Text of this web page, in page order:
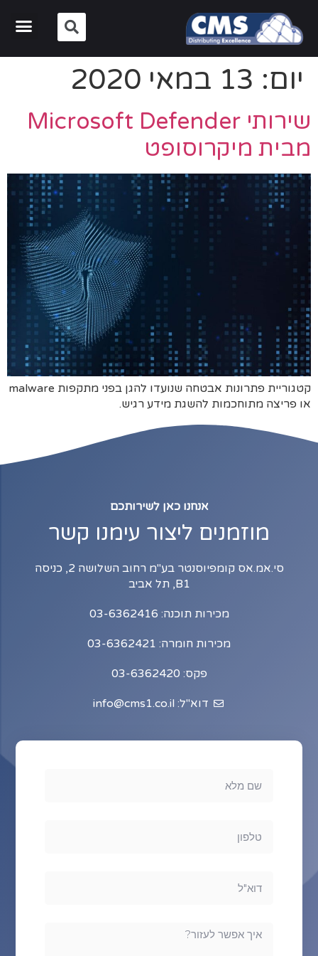
יום: 13 במאי 2020
שירותי Microsoft Defender
מבית מיקרוסופט
קטגוריית פתרונות אבטחה שנועדו להגן בפני מתקפות malware
או פריצה מתוחכמות להשגת מידע רגיש.
אנחנו כאן לשירותכם
מוזמנים ליצור עימנו קשר
סי.אמ.אס קומפיוסנטר בע"מ רחוב השלושה 2, כניסה
B1, תל אביב
מכירות תוכנה: 03-6362416
מכירות חומרה: 03-6362421
פקס: 03-6362420
דוא"ל: info@cms1.co.il